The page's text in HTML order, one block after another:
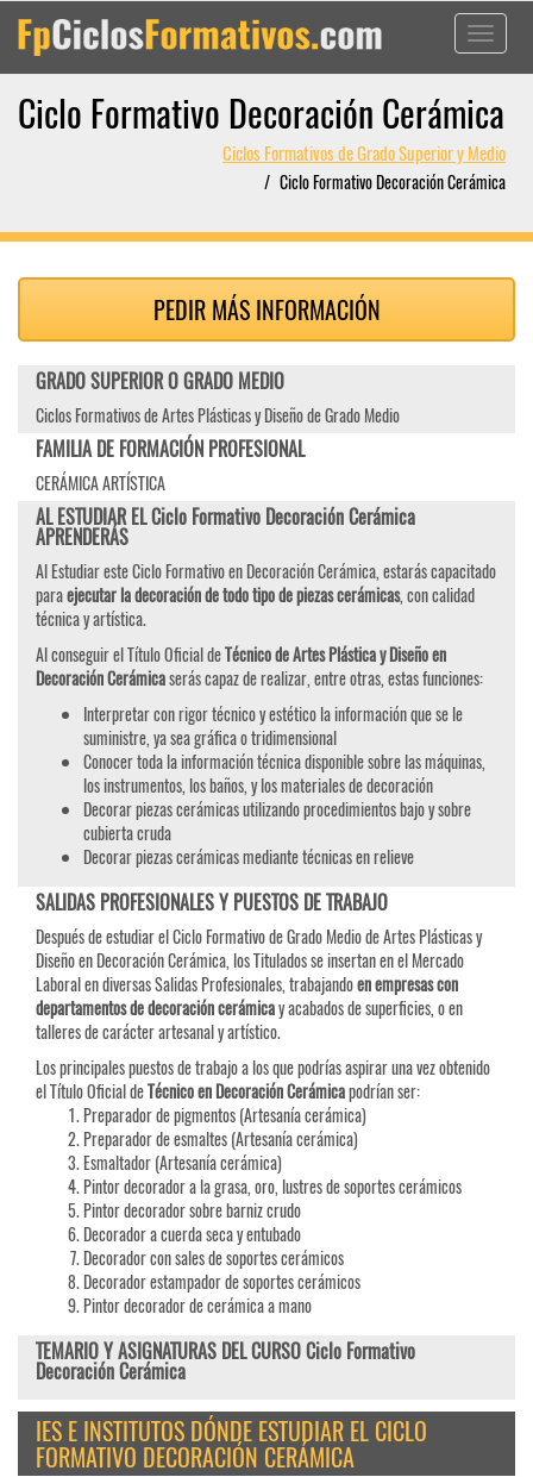
Toggle
Ciclo Formativo Decoración Cerámica
Ciclos Formativos de Grado Superior y Medio
Ciclo Formativo Decoración Cerámica
PEDIR MÁS INFORMACIÓN
GRADO SUPERIOR O GRADO MEDIO
Ciclos Formativos de Artes Plásticas y Diseño de Grado Medio
FAMILIA DE FORMACIÓN PROFESIONAL
CERÁMICA ARTÍSTICA
AL ESTUDIAR EL Ciclo Formativo Decoración Cerámica
APRENDERÁS
Al Estudiar este Ciclo Formativo en Decoración Cerámica, estarás capacitado
paraejecutar la decoración de todo tipo de piezas cerámicas, con calidad
técnica y artística.
Al conseguir el Título Oficial deTécnico de Artes Plástica y Diseño en
Decoración Cerámicaserás capaz de realizar, entre otras, estas funciones:
Interpretar con rigor técnico y estético la información que se le
suministre, ya sea gráfica o tridimensional
Conocer toda la información técnica disponible sobre las máquinas,
los instrumentos, los baños, y los materiales de decoración
Decorar piezas cerámicas utilizando procedimientos bajo y sobre
cubierta cruda
Decorar piezas cerámicas mediante técnicas en relieve
SALIDAS PROFESIONALES Y PUESTOS DE TRABAJO
Después de estudiar el Ciclo Formativo de Grado Medio de Artes Plásticas y
Diseño en Decoración Cerámica, los Titulados se insertan en el Mercado
Laboral en diversas Salidas Profesionales, trabajandoen empresas con
departamentos de decoración cerámicay acabados de superficies, o en
talleres de carácter artesanal y artístico.
Los principales puestos de trabajo a los que podrías aspirar una vez obtenido
el Título Oficial deTécnico en Decoración Cerámicapodrían ser:
Preparador de pigmentos (Artesanía cerámica)
Preparador de esmaltes (Artesanía cerámica)
Esmaltador (Artesanía cerámica)
Pintor decorador a la grasa, oro, lustres de soportes cerámicos
Pintor decorador sobre barniz crudo
Decorador a cuerda seca y entubado
Decorador con sales de soportes cerámicos
Decorador estampador de soportes cerámicos
Pintor decorador de cerámica a mano
TEMARIO Y ASIGNATURAS DEL CURSO Ciclo Formativo
Decoración Cerámica
IES E INSTITUTOS DÓNDE ESTUDIAR EL CICLO
FORMATIVO DECORACIÓN CERÁMICA